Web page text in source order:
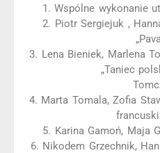
1. Wspólne wykonanie
2. Piotr Sergiejuk ,
3. Lena Bieniek, Marlena
„Taniec
4. Marta Tomala, Zofia
5. Karina Gamoń, Maja
6. Nikodem Grzechnik,